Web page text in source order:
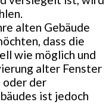
alten Gebäude
dass die
wie möglich und
alter Fenster
oder der
ist jedoch